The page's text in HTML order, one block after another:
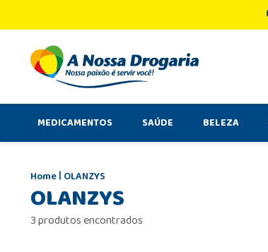
MEDICAMENTOS SAÚDE BELEZA
OLANZYS
OLANZYS
3 produtos encontrados